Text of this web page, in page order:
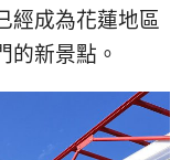
經成為花蓮地區
的新景點。